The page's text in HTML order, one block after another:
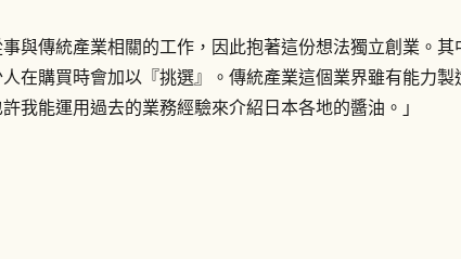
與傳統產業相關的工作，因此抱著這份想法獨立創業。其
在購買時會加以『挑選』。傳統產業這個業界雖有能力製
我能運用過去的業務經驗來介紹日本各地的醬油。」